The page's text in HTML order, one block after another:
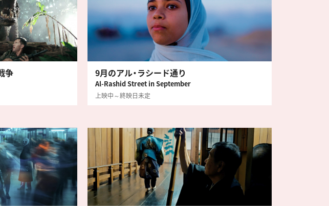
争 9月のアル・ラシード通り
Al-Rashid Street in September
上映中～終映日未定